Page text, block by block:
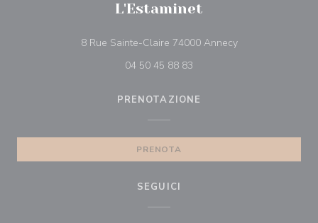
L'Estaminet
8 Rue Sainte-Claire 74000 Annecy((apre una nuova
04 50 45 88 83
PRENOTAZIONE
PRENOTA
SEGUICI